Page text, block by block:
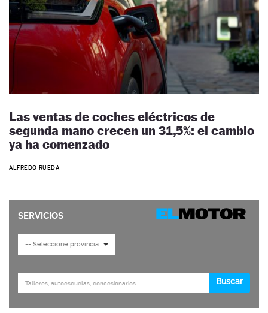
Las ventas de coches eléctricos de
segunda mano crecen un 31,5%: el cambio
ya ha comenzado
ALFREDO RUEDA